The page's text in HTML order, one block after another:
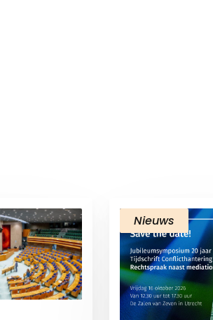
Nieuws